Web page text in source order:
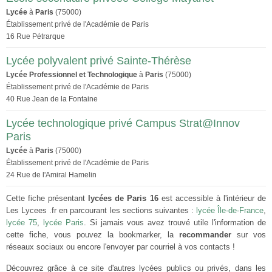
Lycée à Paris (75000)
Établissement privé de l'Académie de Paris
16 Rue Pétrarque
Lycée polyvalent privé Sainte-Thérèse
Lycée Professionnel et Technologique à Paris (75000)
Établissement privé de l'Académie de Paris
40 Rue Jean de la Fontaine
Lycée technologique privé Campus Strat@Innov
Paris
Lycée à Paris (75000)
Établissement privé de l'Académie de Paris
24 Rue de l'Amiral Hamelin
Cette fiche présentant lycées de Paris 16est accessible à l'intérieur de
Les Lycees .fr en parcourant les sections suivantes : lycée Île-de-France,
lycée 75, lycée Paris. Si jamais vous avez trouvé utile l'information de
cette fiche, vous pouvez la bookmarker, la recommander sur vos
réseaux sociaux ou encore l'envoyer par courriel à vos contacts !
Découvrez grâce à ce site d'autres lycées publics ou privés, dans les